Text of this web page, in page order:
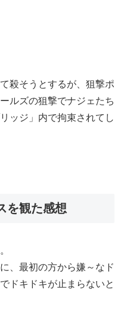
殺そうとするが、狙撃ポ
ルズの狙撃でナジェたち
ッジ」内で拘束されてし
を観た感想
、最初の方から嫌～なド
ドキドキが止まらないと